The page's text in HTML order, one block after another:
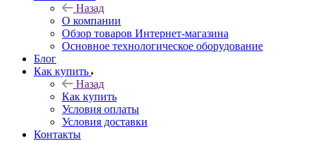
Назад
О компании
Обзор товаров Интернет-магазина
Основное технологическое оборудование
Блог
Как купить
Назад
Как купить
Условия оплаты
Условия доставки
Контакты